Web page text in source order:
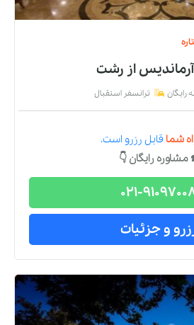
از رشت
رایگان ترانسفر استقبال
شما قابل رزرو است.
مشاوره رایگان 👇
021-
و جزئیات